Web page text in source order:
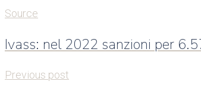
Source
Ivass: nel 2022 sanzioni per
Previous post